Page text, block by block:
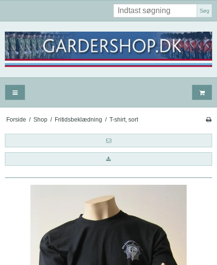
Søg
Forside / Shop / Fritidsbeklædning / T-shirt, sort